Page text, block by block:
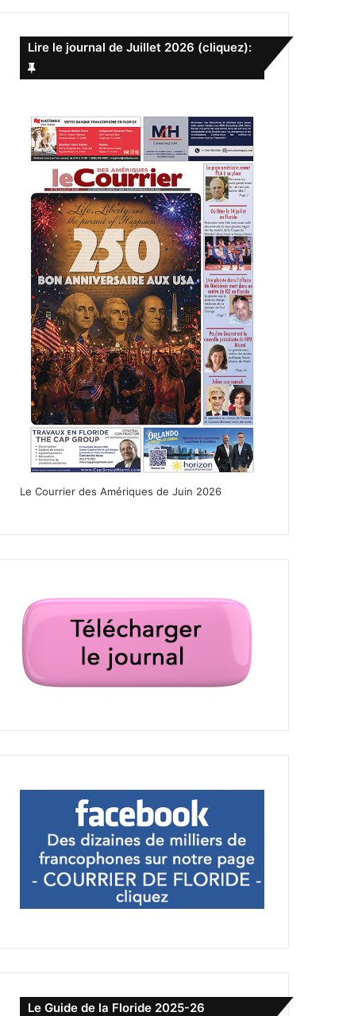
c
h
:
Lire le journal de Juillet 2026 (cliquez):
Le Courrier des Amériques de Juin 2026
Le Guide de la Floride 2025-26